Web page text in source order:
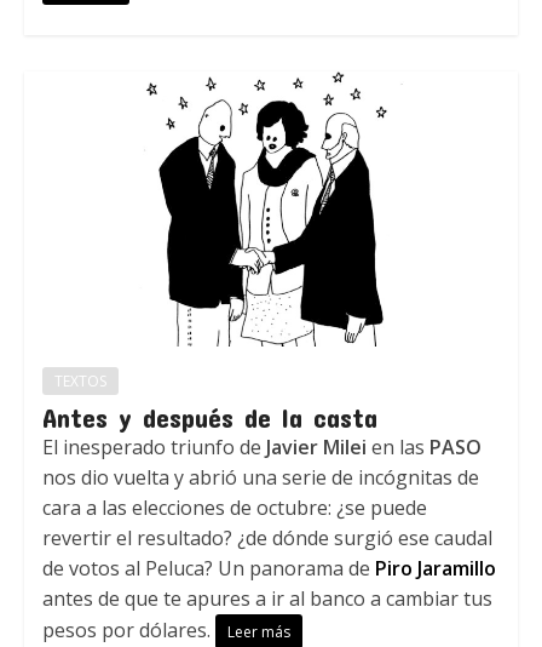
TEXTOS
Antes y después de la casta
El inesperado triunfo de Javier Milei en las PASO
nos dio vuelta y abrió una serie de incógnitas de
cara a las elecciones de octubre: ¿se puede
revertir el resultado? ¿de dónde surgió ese caudal
de votos al Peluca? Un panorama de Piro Jaramillo
antes de que te apures a ir al banco a cambiar tus
pesos por dólares.
Leer más